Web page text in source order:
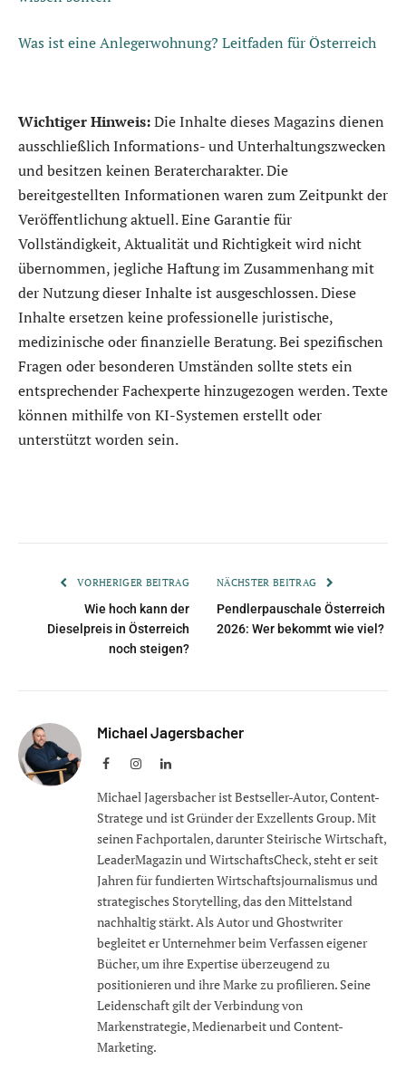
Was ist eine Anlegerwohnung? Leitfaden für Österreich
Wichtiger Hinweis:Die Inhalte dieses Magazins dienen
ausschließlich Informations- und Unterhaltungszwecken
und besitzen keinen Beratercharakter. Die
bereitgestellten Informationen waren zum Zeitpunkt der
Veröffentlichung aktuell. Eine Garantie für
Vollständigkeit, Aktualität und Richtigkeit wird nicht
übernommen, jegliche Haftung im Zusammenhang mit
der Nutzung dieser Inhalte ist ausgeschlossen. Diese
Inhalte ersetzen keine professionelle juristische,
medizinische oder finanzielle Beratung. Bei spezifischen
Fragen oder besonderen Umständen sollte stets ein
entsprechender Fachexperte hinzugezogen werden. Texte
können mithilfe von KI-Systemen erstellt oder
unterstützt worden sein.
VORHERIGER BEITRAG
Wie hoch kann der
Dieselpreis in Österreich
noch steigen?
NÄCHSTER BEITRAG
Pendlerpauschale Österreich
2026: Wer bekommt wie viel?
Michael Jagersbacher
FacebookInstagramLinkedIn
Michael Jagersbacher ist Bestseller-Autor, Content-
Stratege und ist Gründer der Exzellents Group. Mit
seinen Fachportalen, darunter Steirische Wirtschaft,
LeaderMagazin und WirtschaftsCheck, steht er seit
Jahren für fundierten Wirtschaftsjournalismus und
strategisches Storytelling, das den Mittelstand
nachhaltig stärkt. Als Autor und Ghostwriter
begleitet er Unternehmer beim Verfassen eigener
Bücher, um ihre Expertise überzeugend zu
positionieren und ihre Marke zu profilieren. Seine
Leidenschaft gilt der Verbindung von
Markenstrategie, Medienarbeit und Content-
Marketing.